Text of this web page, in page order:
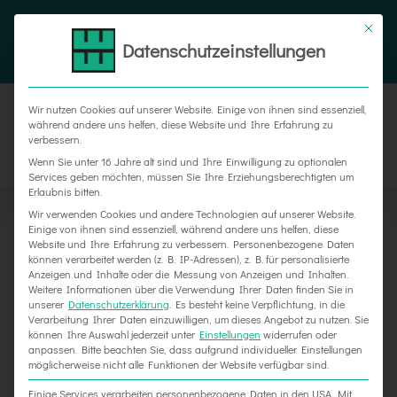
Zum
FacebookInstagram
Xing
PS Speicher auf der Classic Motorshow 2020
Datenschutzeinstellungen
Wir nutzen Cookies auf unserer Website. Einige von ihnen sind essenziell,
während andere uns helfen, diese Website und Ihre Erfahrung zu
verbessern.
Wenn Sie unter 16 Jahre alt sind und Ihre Einwilligung zu optionalen
Services geben möchten, müssen Sie Ihre Erziehungsberechtigten um
Erlaubnis bitten.
Wir verwenden Cookies und andere Technologien auf unserer Website.
Einige von ihnen sind essenziell, während andere uns helfen, diese
Website und Ihre Erfahrung zu verbessern. Personenbezogene Daten
können verarbeitet werden (z. B. IP-Adressen), z. B. für personalisierte
Anzeigen und Inhalte oder die Messung von Anzeigen und Inhalten.
Weitere Informationen über die Verwendung Ihrer Daten finden Sie in
unserer Datenschutzerklärung Es besteht keine Verpflichtung, in die
Verarbeitung Ihrer Daten einzuwilligen, um dieses Angebot zu nutzen. Sie
können Ihre Auswahl jederzeit unter Einstellungen widerrufen oder
anpassen. Bitte beachten Sie, dass aufgrund individueller Einstellungen
möglicherweise nicht alle Funktionen der Website verfügbar sind.
Einige Services verarbeiten personenbezogene Daten in den USA. Mit